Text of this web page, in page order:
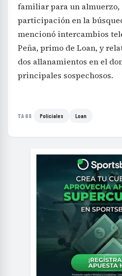
familiar para un almuerzo,
participación en la
mencionó intercambios
Peña, primo de Loan, y
dos allanamientos en el
principales sospechosos.
TAGS Policiales Loan